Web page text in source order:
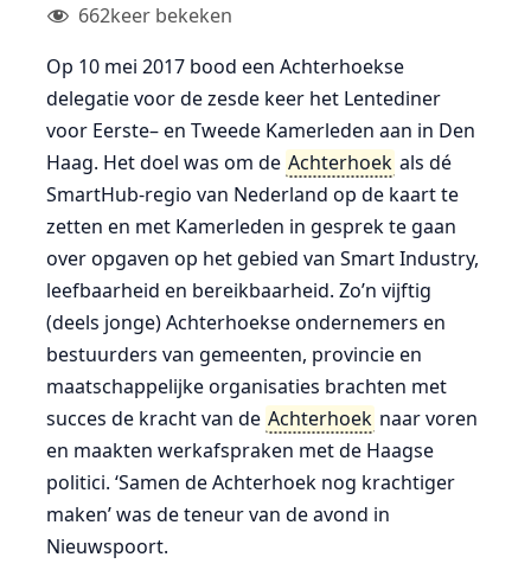
662keer bekeken
Op 10 mei 2017 bood een Achterhoekse
delegatie voor de zesde keer het Lentediner
voor Eerste– en Tweede Kamerleden aan in Den
Haag. Het doel was om de Achterhoek als dé
SmartHub-regio van Nederland op de kaart te
zetten en met Kamerleden in gesprek te gaan
over opgaven op het gebied van Smart Industry,
leefbaarheid en bereikbaarheid. Zo’n vijftig
(deels jonge) Achterhoekse ondernemers en
bestuurders van gemeenten, provincie en
maatschappelijke organisaties brachten met
succes de kracht van de Achterhoek naar voren
en maakten werkafspraken met de Haagse
politici. ‘Samen de Achterhoek nog krachtiger
maken’ was de teneur van de avond in
Nieuwspoort.